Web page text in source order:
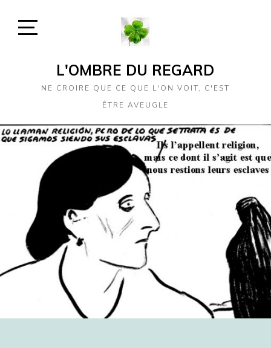
SidebarL'OMBRE DU REGARD
NE CROIRE QUE CE QUE L'ON VOIT, C'EST
ÊTRE AVEUGLE